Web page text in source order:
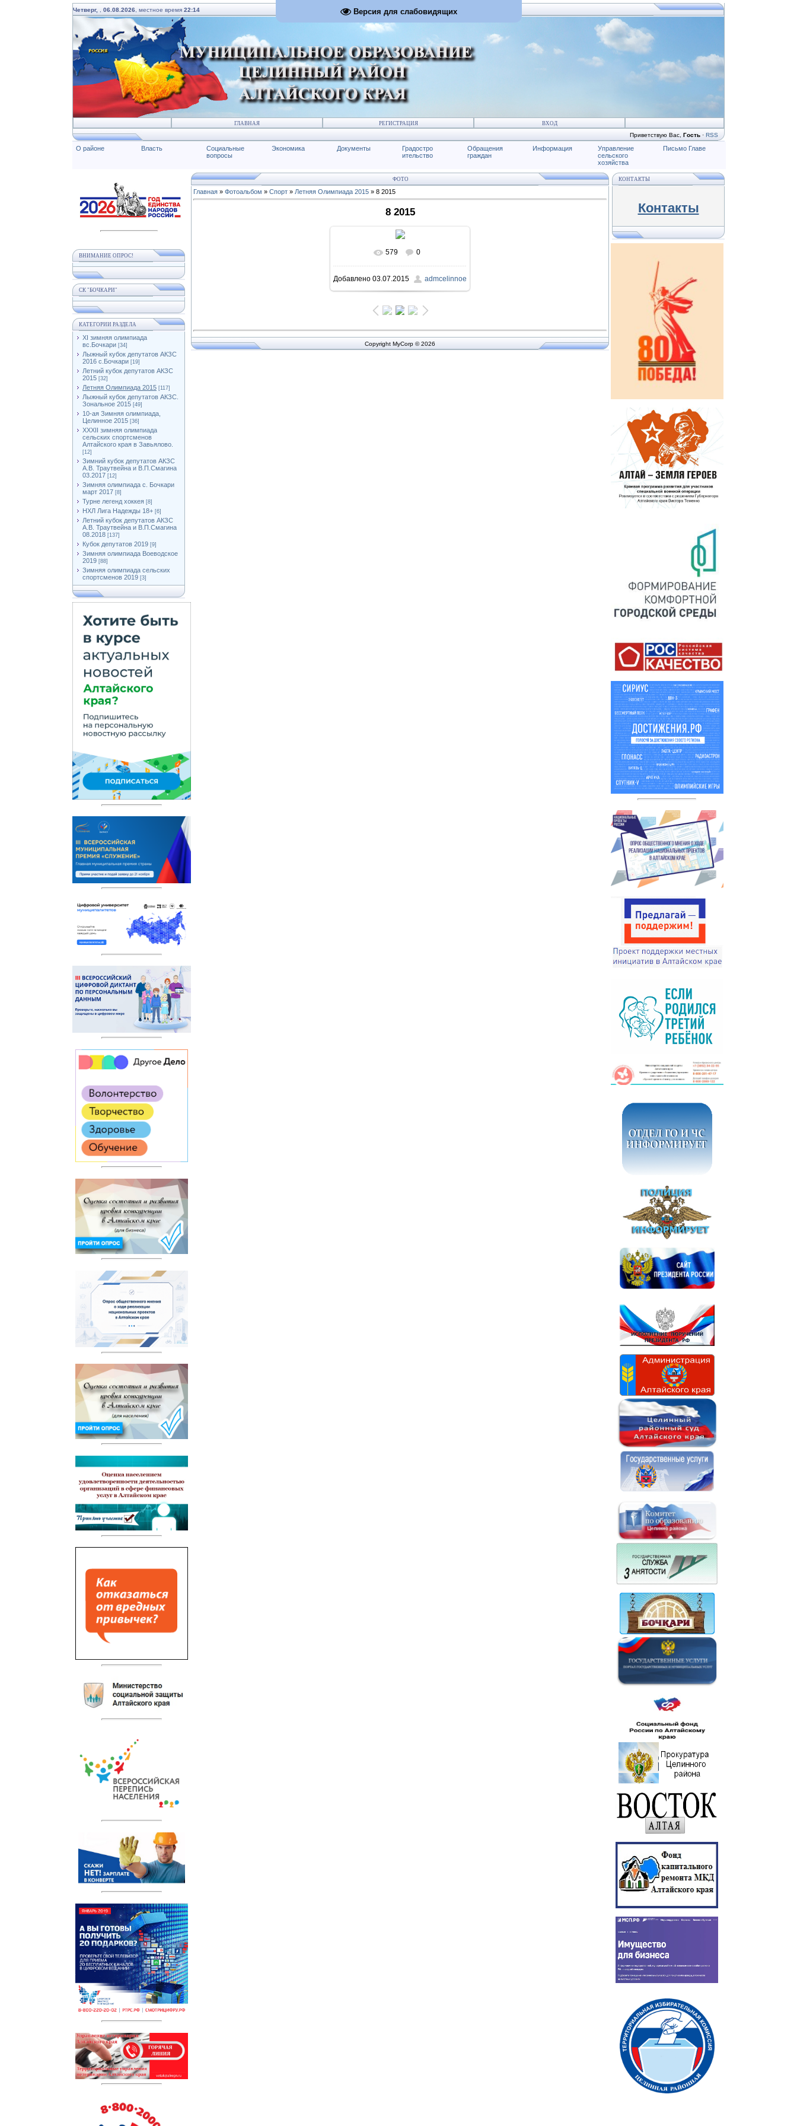
Версия для слабовидящих
Четверг, 06.08.2026 , местное время 22:14
ГЛАВНАЯ РЕГИСТРАЦИЯ ВХОД
Приветствую Вас Гость · RSS
О районе Власть
Социальные
вопросы
Экономика Документы
Градостро
ительство
Обращения
граждан
Информация
Управление
сельского
хозяйства
Письмо Главе
ВНИМАНИЕ ОПРОС!
СК "БОЧКАРИ"
КАТЕГОРИИ РАЗДЕЛА
XI зимняя олимпиада
вс.Бочкари [34]
Лыжный кубок депутатов АКЗС
2016 с.Бочкари [19]
Летний кубок депутатов АКЗС
2015 [32]
Летняя Олимпиада 2015 [117]
Лыжный кубок депутатов АКЗС.
Зональное 2015 [49]
10-ая Зимняя олимпиада,
Целинное 2015 [36]
XXXII зимняя олимпиада
сельских спортсменов
Алтайского края в Завьялово.
[12]
Зимний кубок депутатов АКЗС
А.В. Траутвейна и В.П.Смагина
03.2017 [12]
Зимняя олимпиада с. Бочкари
март 2017 [8]
Турне легенд хоккея [8]
НХЛ Лига Надежды 18+ [6]
Летний кубок депутатов АКЗС
А.В. Траутвейна и В.П.Смагина
08.2018 [137]
Кубок депутатов 2019 [9]
Зимняя олимпиада Воеводское
2019 [88]
Зимняя олимпиада сельских
спортсменов 2019 [3]
ФОТО
Главная » Фотоальбом » Спорт » Летняя Олимпиада 2015 » 8 2015
8 2015
В реальном размере
502.9Kb
579 0
Добавлено 03.07.2015 admcelinnoe
Copyright MyCorp © 2026
КОНТАКТЫ
Контакты